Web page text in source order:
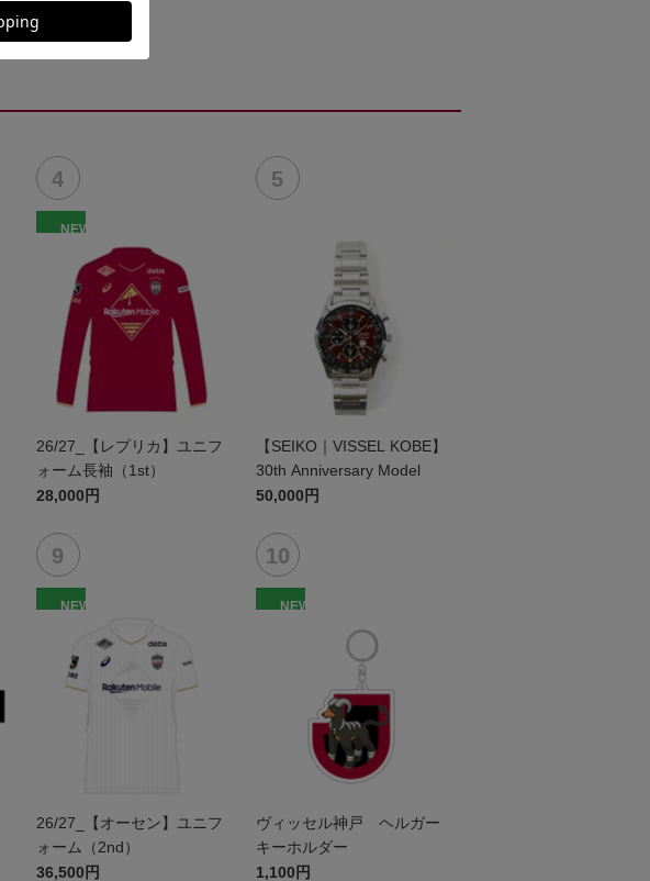
NEW
26/27_【レプリカ】ユニフ
ォーム長袖（1st）
28,000円
【SEIKO｜VISSEL KOBE】
30th Anniversary Model
50,000円
NEW
26/27_【オーセン】ユニフ
ォーム（2nd）
36,500円
NEW
ヴィッセル神戸 ヘルガー
キーホルダー
1,100円